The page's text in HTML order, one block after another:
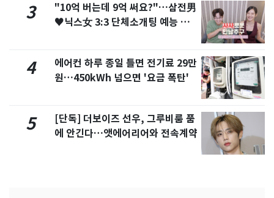
3
"10억 버는데 9억 써요?"…삼전男
♥닉스女 3:3 단체소개팅 예능 화
4
에어컨 하루 종일 틀면 전기료 29만
원…450kWh 넘으면 '요금 폭탄'
5
[단독] 더보이즈 선우, 그루비룸 품
에 안긴다…앳에어리어와 전속계약